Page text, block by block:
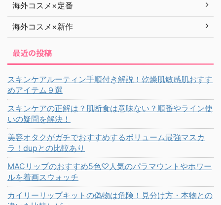
海外コスメ×定番
海外コスメ×新作
最近の投稿
スキンケアルーティン手順付き解説！乾燥肌敏感肌おすす
めアイテム９選
スキンケアの正解は？肌断食は意味ない？順番やライン使
いの疑問を解決！
美容オタクがガチでおすすめするボリューム最強マスカ
ラ！dupとの比較あり
MACリップのおすすめ5色♡人気のパラマウントやホワー
ルを着画スウォッチ
カイリーリップキットの偽物は危険！見分け方・本物との